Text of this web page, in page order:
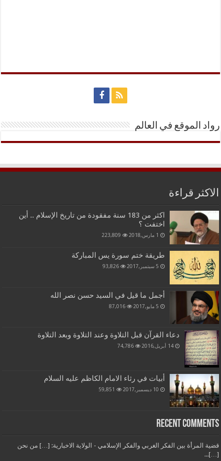
رواد الموقع في العالم
الاكثر قراءة
اكثر من 183 سنة مفقودة من تاريخ الإسلام .. أين
اختفت ؟
1 مارس,2018 223,809
طريقة ختم سورة يس المباركة
5 سبتمبر,2017 93,826
أجمل ما قيل في السيد حسن نصر الله
5 مايو,2017 87,016
دعاء القرآن قبل التلاوة وعند التلاوة وبعد التلاوة
14 أبريل,2016 74,786
أبيات في رثاء الامام الكاظم عليه السلام
10 ديسمبر,2017 59,851
Recent Comments
قضية المرأة بين الفكر الغربي والفكر الإسلامي - الولاية الاخبارية: […] من نحن
[…]...